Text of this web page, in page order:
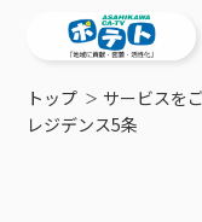
ご検討中の方
トップ サービスを
レジデンス5条